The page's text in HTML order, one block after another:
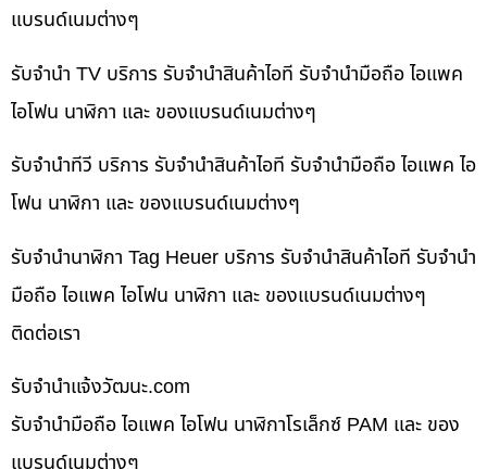
แบรนด์เนมต่างๆ
รับจำนำ TV บริการ รับจำนำสินค้าไอที รับจำนำมือถือ ไอแพค
ไอโฟน นาฬิกา และ ของแบรนด์เนมต่างๆ
รับจำนำทีวี บริการ รับจำนำสินค้าไอที รับจำนำมือถือ ไอแพค ไอ
โฟน นาฬิกา และ ของแบรนด์เนมต่างๆ
รับจำนำนาฬิกา Tag Heuer บริการ รับจำนำสินค้าไอที รับจำนำ
มือถือ ไอแพค ไอโฟน นาฬิกา และ ของแบรนด์เนมต่างๆ
ติดต่อเรา
รับจํานําแจ้งวัฒนะ.com
รับจำนำมือถือ ไอแพค ไอโฟน นาฬิกาโรเล็กซ์ PAM และ ของ
แบรนด์เนมต่างๆ